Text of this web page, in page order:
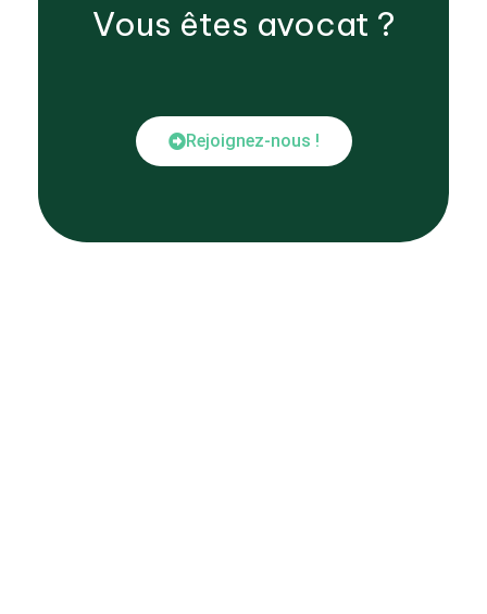
Vous êtes avocat ?
Rejoignez-nous !